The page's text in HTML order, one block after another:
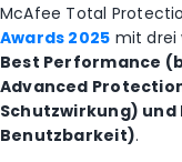
McAfee Total
Awards 2025 mit drei
Best Performance
Advanced
Schutzwirkung) und
Benutzbarkeit).